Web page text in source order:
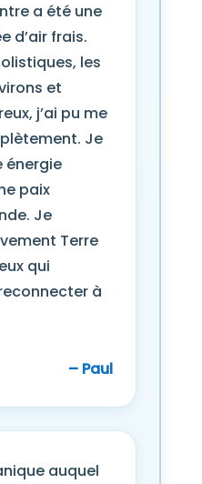
a été une
d’air frais.
les
et
j’ai pu me
Je
énergie
paix
Je
Terre
qui
à
– Paul
auquel